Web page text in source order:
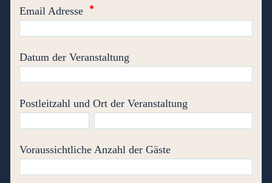
Email Adresse *
Datum der Veranstaltung
Postleitzahl und Ort der Veranstaltung
Voraussichtliche Anzahl der Gäste